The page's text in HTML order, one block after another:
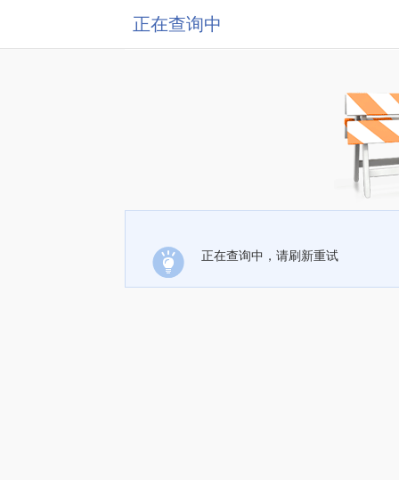
正在查询中
正在查询中，请刷新重试